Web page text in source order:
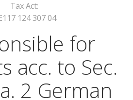
Tax Act:
124 307 04
for
acc. to Sec.
2 German